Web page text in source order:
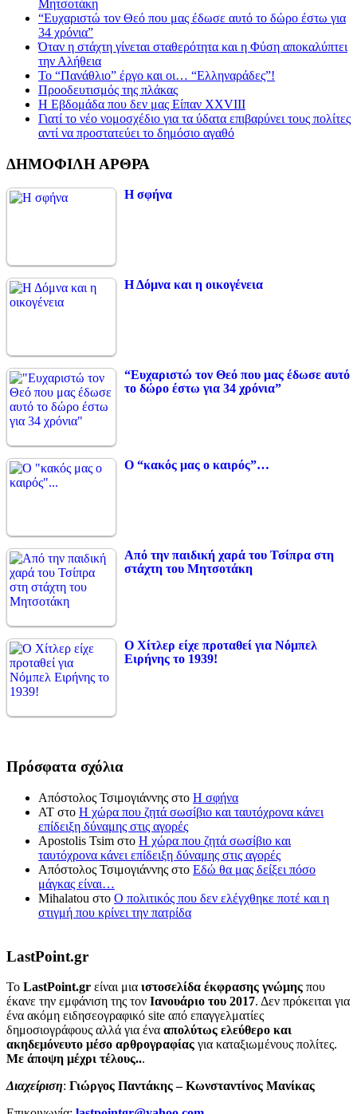
Μητσοτάκη
“Ευχαριστώ τον Θεό που μας έδωσε αυτό το δώρο έστω για
34 χρόνια”
Όταν η στάχτη γίνεται σταθερότητα και η Φύση αποκαλύπτει
την Αλήθεια
Το “Πανάθλιο” έργο και οι… “Ελληναράδες”!
Προοδευτισμός της πλάκας
Η Εβδομάδα που δεν μας Είπαν XXVIII
Γιατί το νέο νομοσχέδιο για τα ύδατα επιβαρύνει τους πολίτες
αντί να προστατεύει το δημόσιο αγαθό
ΔΗΜΟΦΙΛΗ ΑΡΘΡΑ
Η σφήνα
Η Δόμνα και η οικογένεια
“Ευχαριστώ τον Θεό που μας έδωσε αυτό
το δώρο έστω για 34 χρόνια”
Ο “κακός μας ο καιρός”…
Από την παιδική χαρά του Τσίπρα στη
στάχτη του Μητσοτάκη
Ο Χίτλερ είχε προταθεί για Νόμπελ
Ειρήνης το 1939!
Πρόσφατα σχόλια
Απόστολος Τσιμογιάννης στο Η σφήνα
ΑΤ στο Η χώρα που ζητά σωσίβιο και ταυτόχρονα κάνει
επίδειξη δύναμης στις αγορές
Apostolis Tsim στο Η χώρα που ζητά σωσίβιο και
ταυτόχρονα κάνει επίδειξη δύναμης στις αγορές
Απόστολος Τσιμογιάννης στο Εδώ θα μας δείξει πόσο
μάγκας είναι…
Mihalatou στο Ο πολιτικός που δεν ελέγχθηκε ποτέ και η
στιγμή που κρίνει την πατρίδα
LastPoint.gr
To LastPoint.gr είναι μια ιστοσελίδα έκφρασης γνώμης που
έκανε την εμφάνιση της τον Ιανουάριο του 2017. Δεν πρόκειται για
ένα ακόμη ειδησεογραφικό site από επαγγελματίες
δημοσιογράφους αλλά για ένα απολύτως ελεύθερο και
ακηδεμόνευτο μέσο αρθρογραφίας για καταξιωμένους πολίτες.
Με άποψη μέχρι τέλους...
Διαχείριση: Γιώργος Παντάκης – Κωνσταντίνος Μανίκας